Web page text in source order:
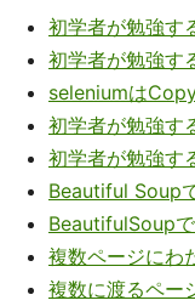
初学者が勉強
初学者が勉強
seleniumは
初学者が勉強
初学者が勉強
Beautiful Soup
BeautifulSoup
複数ページにわ
複数に渡るペー